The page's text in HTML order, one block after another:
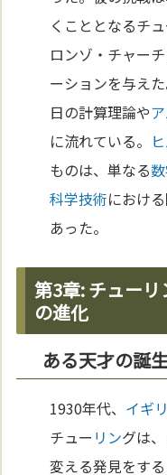
くこととなるチ
ロンゾ・チャー
ーションを与え
日の計算理論や
に流れている。
ものは、単なる
科学技術におけ
あった。
第3章: チュー
の進化
ある天才の誕
1930年代、 イギ
チュー リングは
変える発見をす